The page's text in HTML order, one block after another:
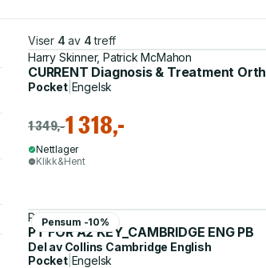
Viser 4 av 4 treff
Harry Skinner, Patrick McMahon
CURRENT Diagnosis & Treatment
Pocket| Engelsk
1 349,-1 318,-
Nettlager
Klikk&Hent
Pensum -10%
Patrick McMahon
PT FOR A2 KEY_CAMBRIDGE ENG PB
Del av Collins Cambridge English
Pocket| Engelsk